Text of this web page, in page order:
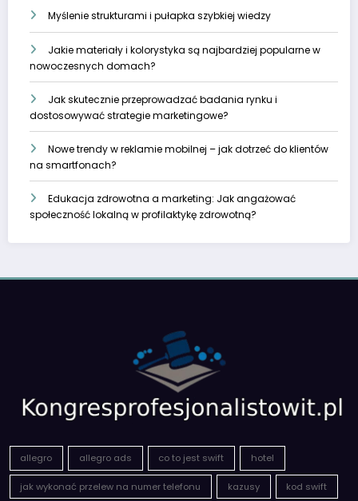
Myślenie strukturami i pułapka szybkiej wiedzy
Jakie materiały i kolorystyka są najbardziej popularne w
nowoczesnych domach?
Jak skutecznie przeprowadzać badania rynku i
dostosowywać strategie marketingowe?
Nowe trendy w reklamie mobilnej – jak dotrzeć do klientów
na smartfonach?
Edukacja zdrowotna a marketing: Jak angażować
społeczność lokalną w profilaktykę zdrowotną?
allegro allegro ads co to jest swift hotel
jak wykonać przelew na numer telefonu kazusy kod swift